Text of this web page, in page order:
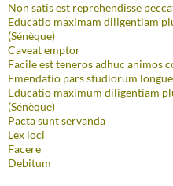
Non satis est reprehendisse
Educatio maximam diligentiam
(Sénèque)
Caveat emptor
Facile est teneros adhuc animos
Emendatio pars studiorum
Educatio maximum diligentiam
(Sénèque)
Pacta sunt servanda
Lex loci
Facere
Debitum